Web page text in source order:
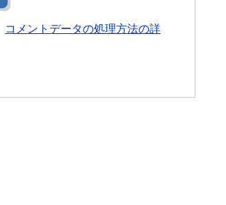
コメントデータの処理方法の詳